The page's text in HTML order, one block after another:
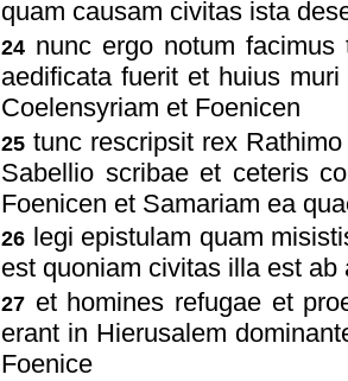
quam causam civitas ista
24 nunc ergo notum
aedificata fuerit et huius
Coelensyriam et Foenicen
25 tunc rescripsit rex
Sabellio scribae et ceteris
Foenicen et Samariam ea
26
legi epistulam quam
est quoniam civitas illa est
27 et homines refugae et
erant in Hierusalem
Foenice